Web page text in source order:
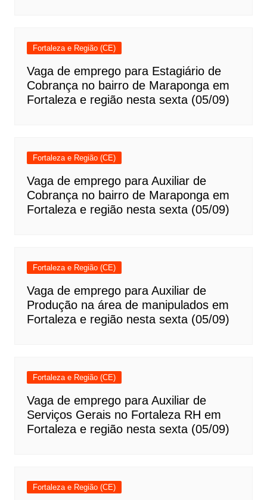
Fortaleza e Região (CE)
Vaga de emprego para Estagiário de
Cobrança no bairro de Maraponga em
Fortaleza e região nesta sexta (05/09)
Fortaleza e Região (CE)
Vaga de emprego para Auxiliar de
Cobrança no bairro de Maraponga em
Fortaleza e região nesta sexta (05/09)
Fortaleza e Região (CE)
Vaga de emprego para Auxiliar de
Produção na área de manipulados em
Fortaleza e região nesta sexta (05/09)
Fortaleza e Região (CE)
Vaga de emprego para Auxiliar de
Serviços Gerais no Fortaleza RH em
Fortaleza e região nesta sexta (05/09)
Fortaleza e Região (CE)